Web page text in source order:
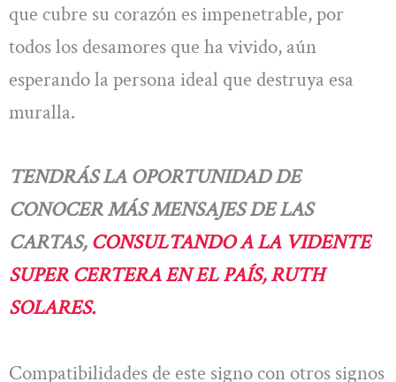
que cubre su corazón es impenetrable, por
todos los desamores que ha vivido, aún
esperando la persona ideal que destruya esa
muralla.
TENDRÁS LA OPORTUNIDAD DE
CONOCER MÁS MENSAJES DE LAS
CARTAS, CONSULTANDO A LA VIDENTE
SUPER CERTERA EN EL PAÍS, RUTH
SOLARES.
Compatibilidades de este signo con otros signos